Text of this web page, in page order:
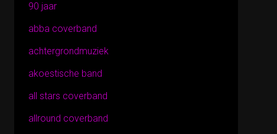
90 jaar
abba coverband
achtergrondmuziek
akoestische band
all stars coverband
allround coverband